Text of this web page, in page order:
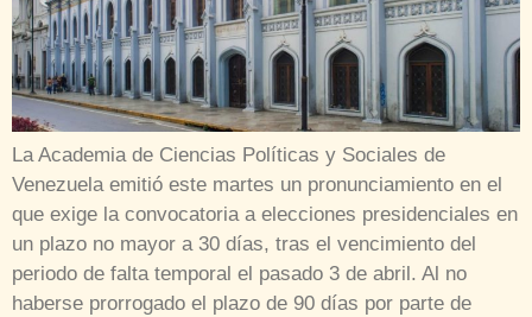
La Academia de Ciencias Políticas y Sociales de
Venezuela emitió este martes un pronunciamiento en el
que exige la convocatoria a elecciones presidenciales en
un plazo no mayor a 30 días, tras el vencimiento del
periodo de falta temporal el pasado 3 de abril. Al no
haberse prorrogado el plazo de 90 días por parte de